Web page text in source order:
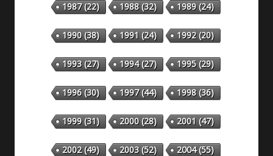
1987(22) 1988(32) 1989(24)
1990(38) 1991 (24) 1992(20)
1993(27) 1994(27) 1995(29)
1996(30) 1997(44) 1998(36)
1999(31) 2000(28) 2001 (47)
2002(49) 2003(52) 2004(55)